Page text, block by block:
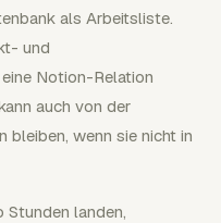
als Arbeitsliste.
und
Notion-Relation
auch von der
bleiben, wenn sie nicht in
Stunden landen,